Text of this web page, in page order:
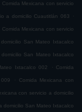
Comida Mexicana con servicio
a domicilio Cuautitlán 063 .
Comida Mexicana con servicio
San Mateo Ixtacalco
San Mateo Ixtacalco
Ixtacalco 002 . Comida
. Comida Mexicana con
con servicio a domicilio
domicilio San Mateo Ixtacalco